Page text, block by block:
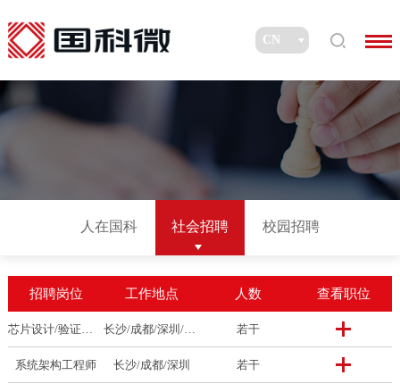
人在国科 社会招聘 校园招聘
招聘岗位 工作地点 人数 查看职位
芯片设计/验证工程师 若干
系统架构工程师 长沙/成都/深圳 若干